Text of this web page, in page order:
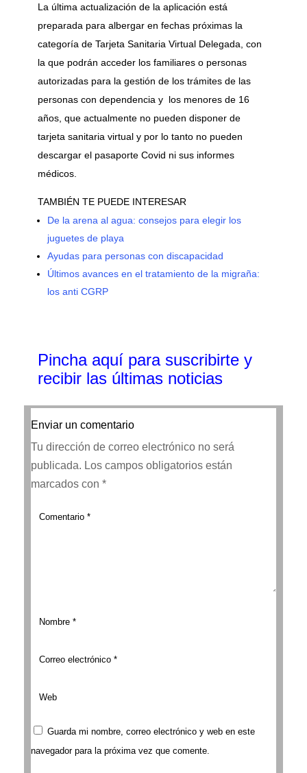
La última actualización de la aplicación está
preparada para albergar en fechas próximas la
categoría de Tarjeta Sanitaria Virtual Delegada, con
la que podrán acceder los familiares o personas
autorizadas para la gestión de los trámites de las
personas con dependencia y los menores de 16
años, que actualmente no pueden disponer de
tarjeta sanitaria virtual y por lo tanto no pueden
descargar el pasaporte Covid ni sus informes
médicos.
TAMBIÉN TE PUEDE INTERESAR
De la arena al agua: consejos para elegir los
juguetes de playa
Ayudas para personas con discapacidad
Últimos avances en el tratamiento de la migraña:
los anti CGRP
Pincha aquí para suscribirte y
recibir las últimas noticias
Enviar un comentario
Tu dirección de correo electrónico no será
publicada. Los campos obligatorios están
marcados con *
Guarda mi nombre, correo electrónico y web en este
navegador para la próxima vez que comente.